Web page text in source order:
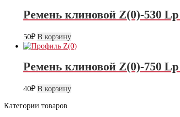
Ремень клиновой Z(0)-530
50₽ В корзину
Ремень клиновой Z(0)-750
40₽ В корзину
Категории товаров